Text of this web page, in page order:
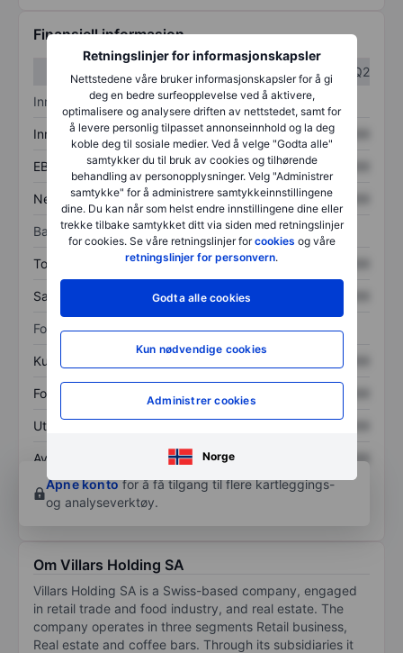
Retningslinjer for informasjonskapsler
Nettstedene våre bruker informasjonskapsler for å gi
deg en bedre surfeopplevelse ved å aktivere,
optimalisere og analysere driften av nettstedet, samt for
å levere personlig tilpasset annonseinnhold og la deg
koble deg til sosiale medier. Ved å velge "Godta alle"
samtykker du til bruk av cookies og tilhørende
behandling av personopplysninger. Velg "Administrer
samtykke" for å administrere samtykkeinnstillingene
dine. Du kan når som helst endre innstillingene dine eller
trekke tilbake samtykket ditt via siden med retningslinjer
for cookies. Se våre retningslinjer forcookies og våre
retningslinjer for personvern.
Godta alle cookies
Kun nødvendige cookies
Administrer cookies
Norge
Finansiell informasjon
Q1
Q2
Inntektsoversikt
Inntekter XXXXXXX XXXXXXX
EBITDA XXXXXXX XXXXXXX
Nettoinntekt XXXXXXX XXXXXXX
Balanse
Totale eiendeler XXXXXXX
Samlet gjeld XXXXXXX
Forholdstall
Kurs/salg
Fortjeneste per aksje XXXXXXX
Utbytte per aksje
Avkastning på
egenkapital
XXXXXXX
XXXXXXX
Åpne kontofor å få tilgang til flere kartleggings-
og analyseverktøy.
Om Villars Holding SA
Villars Holding SA is a Swiss-based company, engaged
in retail trade and food industry, and real estate. The
company operates in three segments Retail business,
Real estate and coffee bars. Through its subsidiaries it